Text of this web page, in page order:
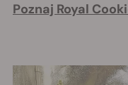
Poznaj Royal